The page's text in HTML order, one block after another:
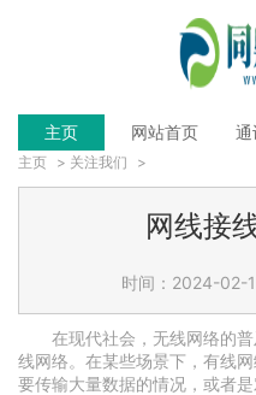
主页 网站首页 通
主页 > 关注我们 >
网线接
时间：2024-02-
在现代社会，无线网络的
线网络。在某些场景下，有线
要传输大量数据的情况，或者